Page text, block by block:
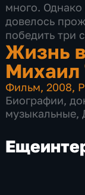
много. Однако
довелось
победить три
Жизнь
Михаил
Фильм,2008,
Биографии,
музыкальные,
Еще